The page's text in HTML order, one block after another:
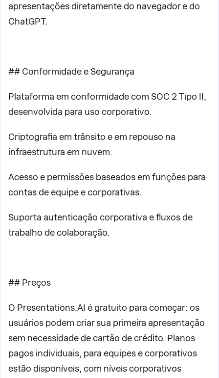
apresentações diretamente do navegador e do
ChatGPT.
## Conformidade e Segurança
Plataforma em conformidade com SOC 2 Tipo II,
desenvolvida para uso corporativo.
Criptografia em trânsito e em repouso na
infraestrutura em nuvem.
Acesso e permissões baseados em funções para
contas de equipe e corporativas.
Suporta autenticação corporativa e fluxos de
trabalho de colaboração.
## Preços
O Presentations.AI é gratuito para começar: os
usuários podem criar sua primeira apresentação
sem necessidade de cartão de crédito. Planos
pagos individuais, para equipes e corporativos
estão disponíveis, com níveis corporativos